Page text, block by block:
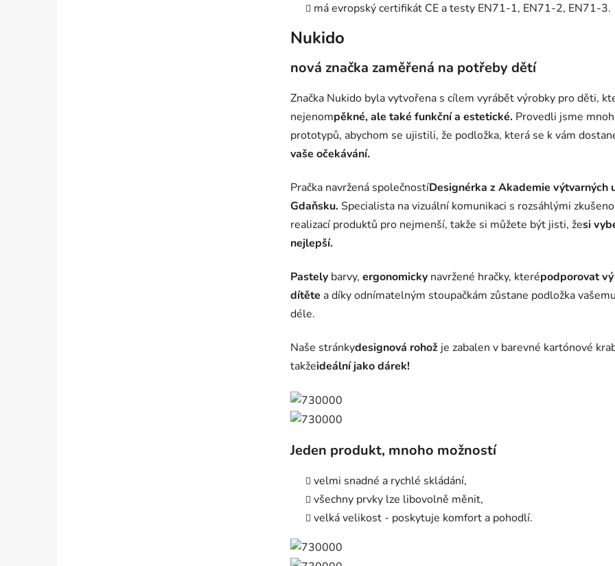
má evropský certifikát CE a testy EN71-1, EN71-2, EN71-3.
Nukido
nová značka zaměřená na potřeby dětí
Značka Nukido byla vytvořena s cílem vyrábět výrobky pro děti,
nejenompěkné, ale také funkční a estetické. Provedli jsme
prototypů, abychom se ujistili, že podložka, která se k vám
vaše očekávání.
Pračka navržená společnostíDesignérka z Akademie výtvarných
Gdaňsku. Specialista na vizuální komunikaci s rozsáhlými
realizací produktů pro nejmenší, takže si můžete být jisti, žesi
nejlepší.
Pastely barvy, ergonomicky navržené hračky, kterépodporovat
dítěte a díky odnímatelným stoupačkám zůstane podložka
déle.
Naše stránkydesignová rohožje zabalen v barevné kartónové
takžeideální jako dárek!
Jeden produkt, mnoho možností
velmi snadné a rychlé skládání,
všechny prvky lze libovolně měnit,
velká velikost - poskytuje komfort a pohodlí.